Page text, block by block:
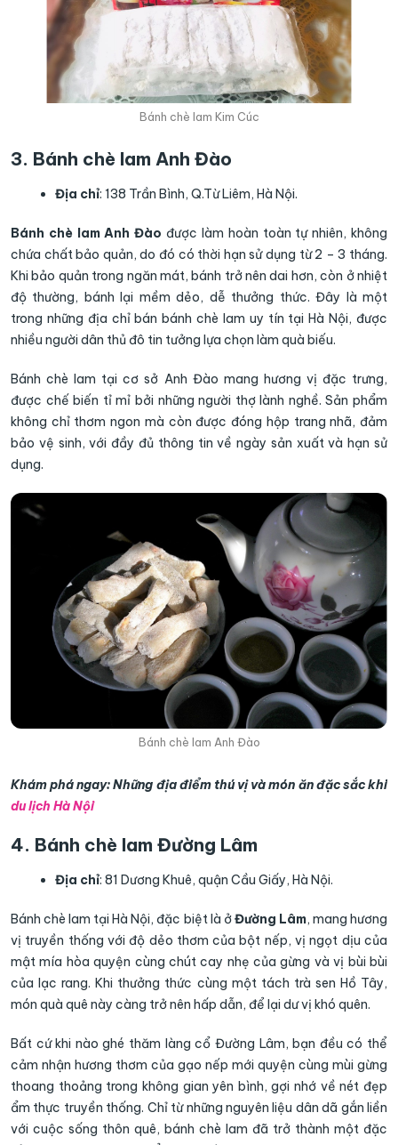
Bánh chè lam Kim Cúc
3. Bánh chè lam Anh Đào
Địa chỉ: 138 Trần Bình, Q.Từ Liêm, Hà Nội.
Bánh chè lam Anh Đào được làm hoàn toàn tự nhiên, không
chứa chất bảo quản, do đó có thời hạn sử dụng từ 2 – 3 tháng.
Khi bảo quản trong ngăn mát, bánh trở nên dai hơn, còn ở nhiệt
độ thường, bánh lại mềm dẻo, dễ thưởng thức. Đây là một
trong những địa chỉ bán bánh chè lam uy tín tại Hà Nội, được
nhiều người dân thủ đô tin tưởng lựa chọn làm quà biếu.
Bánh chè lam tại cơ sở Anh Đào mang hương vị đặc trưng,
được chế biến tỉ mỉ bởi những người thợ lành nghề. Sản phẩm
không chỉ thơm ngon mà còn được đóng hộp trang nhã, đảm
bảo vệ sinh, với đầy đủ thông tin về ngày sản xuất và hạn sử
dụng.
Bánh chè lam Anh Đào
Khám phá ngay: Những địa điểm thú vị và món ăn đặc sắc khi
du lịch Hà Nội
4. Bánh chè lam Đường Lâm
Địa chỉ: 81 Dương Khuê, quận Cầu Giấy, Hà Nội.
Bánh chè lam tại Hà Nội, đặc biệt là ởĐường Lâm, mang hương
vị truyền thống với độ dẻo thơm của bột nếp, vị ngọt dịu của
mật mía hòa quyện cùng chút cay nhẹ của gừng và vị bùi bùi
của lạc rang. Khi thưởng thức cùng một tách trà sen Hồ Tây,
món quà quê này càng trở nên hấp dẫn, để lại dư vị khó quên.
Bất cứ khi nào ghé thăm làng cổ Đường Lâm, bạn đều có thể
cảm nhận hương thơm của gạo nếp mới quyện cùng mùi gừng
thoang thoảng trong không gian yên bình, gợi nhớ về nét đẹp
ẩm thực truyền thống. Chỉ từ những nguyên liệu dân dã gắn liền
với cuộc sống thôn quê, bánh chè lam đã trở thành một đặc